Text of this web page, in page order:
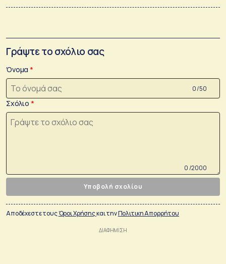
Γράψτε το σχόλιο σας
Όνομα
0 /50
Σχόλιο
0 /2000
Υποβολή σχολίου
Αποδέχεστε τουςΌροι Χρήσηςκαι τηνΠολιτικη Απορρήτου